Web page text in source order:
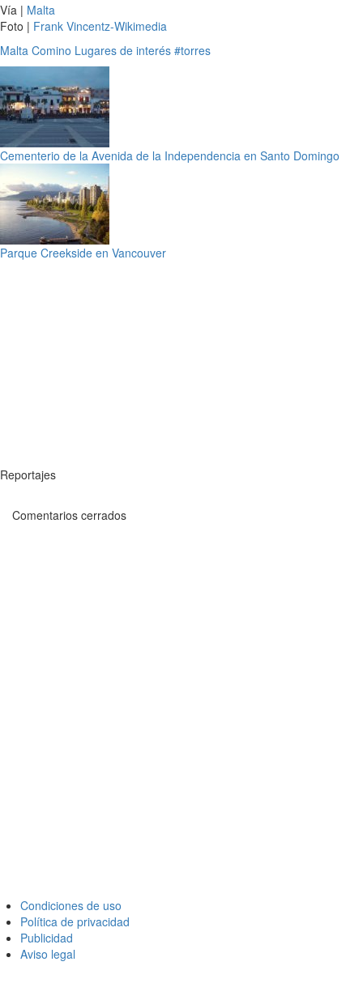
Vía | Malta
Foto | Frank Vincentz-Wikimedia
Malta Comino Lugares de interés #torres
Cementerio de la Avenida de la Independencia en Santo Domingo
Parque Creekside en Vancouver
Reportajes
Comentarios cerrados
Condiciones de uso
Política de privacidad
Publicidad
Aviso legal